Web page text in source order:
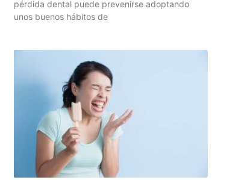
pérdida dental puede prevenirse adoptando
unos buenos hábitos de